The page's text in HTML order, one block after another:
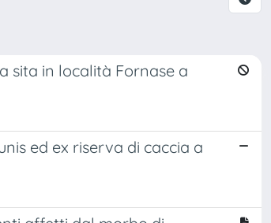
sita in località Fornase a
ed ex riserva di caccia a